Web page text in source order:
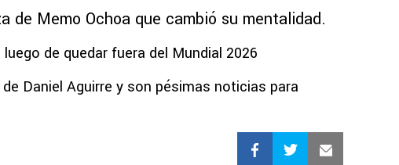
de Memo Ochoa que cambió su mentalidad.
de quedar fuera del Mundial 2026
Daniel Aguirre y son pésimas noticias para